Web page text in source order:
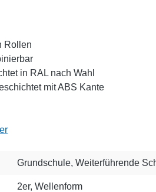
Rollen
in RAL nach Wahl
mit ABS Kante
Grundschule, Weiterführende
2er, Wellenform